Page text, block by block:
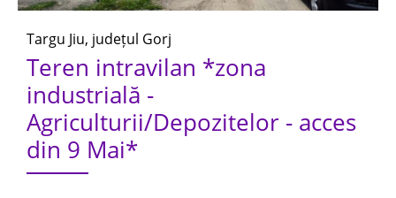
Targu Jiu, județul Gorj
Teren intravilan *zona
industrială -
Agriculturii/Depozitelor - acces
din 9 Mai*